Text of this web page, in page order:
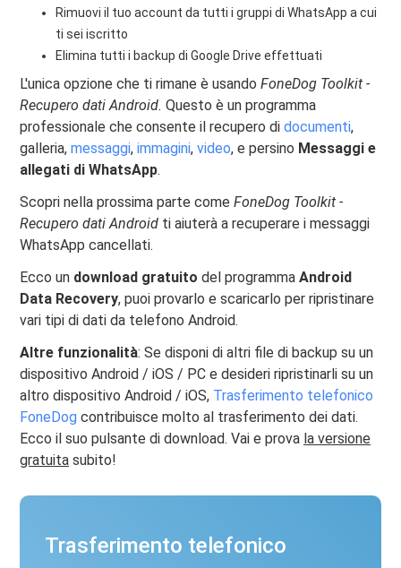
Rimuovi il tuo account da tutti i gruppi di WhatsApp a cui
ti sei iscritto
Elimina tutti i backup di Google Drive effettuati
L'unica opzione che ti rimane è usandoFoneDog Toolkit -
Recupero dati Android. Questo è un programma
professionale che consente il recupero didocumenti,
galleria,messaggi,immagini,video, e persino Messaggi e
allegati di WhatsApp.
Scopri nella prossima parte comeFoneDog Toolkit -
Recupero dati Android ti aiuterà a recuperare i messaggi
WhatsApp cancellati.
Ecco un download gratuito del programmaAndroid
Data Recovery, puoi provarlo e scaricarlo per ripristinare
vari tipi di dati da telefono Android.
Altre funzionalità: Se disponi di altri file di backup su un
dispositivo Android / iOS / PC e desideri ripristinarli su un
altro dispositivo Android / iOS, Trasferimento telefonico
FoneDog contribuisce molto al trasferimento dei dati.
Ecco il suo pulsante di download. Vai e prova la versione
gratuita subito!
Trasferimento telefonico